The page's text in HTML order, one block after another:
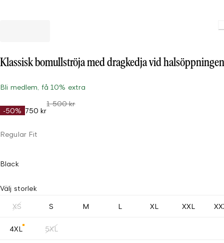
Klassisk bomullströja med dragkedja vid halsöppningen
Bli medlem, få 10% extra
-50% 750 kr
1 500 kr
Regular Fit
Black
Välj storlek
XS S M L XL XXL
4XL 5XL